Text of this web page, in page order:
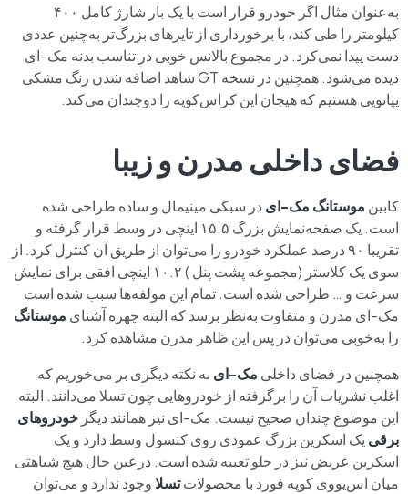
به‌عنوان مثال اگر خودرو قرار است با یک بار شارژ کامل ۴۰۰
کیلومتر را طی کند، با برخورداری از تایرهای بزرگ‌تر به‌چنین عددی
دست پیدا نمی‌کرد. در مجموع بالانس خوبی در تناسب بدنه مک-ای
دیده می‌شود. همچنین در نسخه GT شاهد اضافه شدن رنگ مشکی
پیانویی هستیم که هیجان این کراس‌کوپه را دوچندان می‌کند.
فضای داخلی مدرن و زیبا
کابین موستانگ مک-ای در سبکی مینیمال و ساده طراحی شده
است. یک صفحه‌نمایش بزرگ ۱۵.۵ اینچی در وسط قرار گرفته و
تقریبا ۹۰ درصد عملکرد خودرو را می‌توان از طریق آن کنترل کرد. از
سوی یک کلاستر (مجموعه پشت پنل ) ۱۰.۲ اینچی افقی برای نمایش
سرعت و … طراحی شده است. تمام این مولفه‌ها سبب شده است
مک-ای مدرن و متفاوت به‌نظر برسد که البته چهره آشنای موستانگ
را به‌خوبی می‌توان در پس این ظاهر مدرن مشاهده کرد.
همچنین در فضای داخلی مک-ای به نکته دیگری بر می‌خوریم که
اغلب نشریات آن را برگرفته از خودروهایی چون تسلا می‌دانند. البته
این موضوع چندان صحیح نیست. مک-ای نیز همانند دیگر خودروهای
برقی یک اسکرین بزرگ عمودی روی کنسول وسط دارد و یک
اسکرین عریض نیز در جلو تعبیه شده است. درعین حال هیچ شباهتی
میان اس‌یووی کوپه فورد با محصولاتتسلاوجود ندارد و می‌توان